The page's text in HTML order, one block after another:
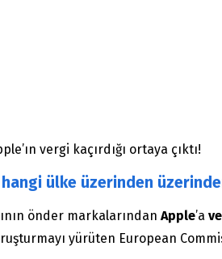
vergi kaçırdığı ortaya çıktı!
ülke üzerinden
önder markalarından Apple’a
yürüten European